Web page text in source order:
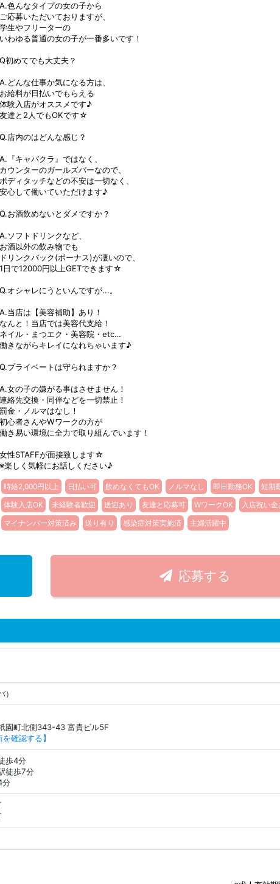
A.色んなタイプの女の子から
ご応募いただいておりますが、
学生やフリーターの
いわゆる普通の女の子が一番多いです！
Q初めてでも大丈夫？
A.どんな仕事か気になる方は、
お給料が日払いでもらえる
体験入店がオススメです♪
友達と2人でもOKです☆
Q.店内のはどんな感じ？
A.『キャバクラ』ではなく、
カウンターのガールズバーなので、
ボディタッチなどの不安は一切なく、
安心して働いていただけます♪
Q.お酒飲めないとダメですか？
A.ソフトドリンクなど、
お酒以外の飲み物でも
ドリンクバック(ボーナス)が凄いので、
1日で12000円以上GETできます☆
Q.オシャレにうといんですが...。
A.当店は【美容補助】あり！
なんと！当店では美容代支給！
ネイル・まつエク・美容院・etc…
働きながらキレイになれちゃいます♪
Q.プライベートは守られますか？
A.女の子の嫌がる事はさせません！
連絡先交換・同伴などを一切禁止！
罰金・ノルマはなし！
初心者さんやWワークの方が
働き易い環境に全力で取り組んでいます！
女性STAFFが面接致します☆
※楽しく気軽にお話しください♪
時給2,000円以上 日払い可 飲めなくてもOK ノルマなし 即日勤務OK
短期
体験入店OK
未経験者歓迎 送迎あり 友達と応募可 WワークOK
入店祝い
マイナンバー対策済み
送り有り 感染症対策実施済 主婦活躍中
応募する
園町北側343-43 富貴ビル5F
確認する】
歩4分
徒歩7分
分